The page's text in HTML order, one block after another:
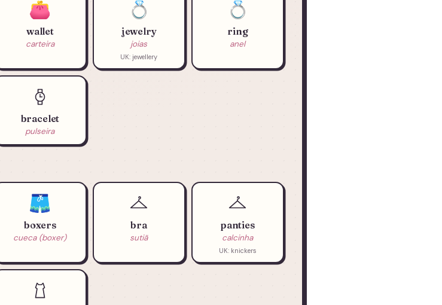
👛
wallet
carteira
💍
jewelry
joias
UK: jewellery
💍
ring
anel
bracelet
pulseira
🩳
boxers
cueca (boxer)
bra
sutiã
panties
calcinha
UK: knickers